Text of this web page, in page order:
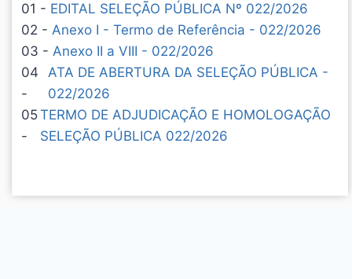
01 - EDITAL SELEÇÃO PÚBLICA Nº 022/2026
02 - Anexo I - Termo de Referência - 022/2026
03 - Anexo II a VIII - 022/2026
04
-
ATA DE ABERTURA DA SELEÇÃO PÚBLICA -
022/2026
05
-
TERMO DE ADJUDICAÇÃO E HOMOLOGAÇÃO
SELEÇÃO PÚBLICA 022/2026